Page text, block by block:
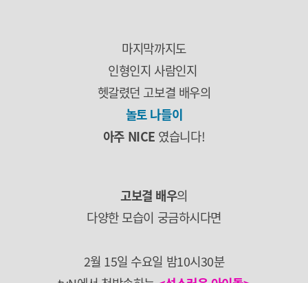
마지막까지도
인형인지 사람인지
헷갈렸던 고보결 배우의
놀토 나들이
아주 NICE 였습니다!
고보결 배우의
다양한 모습이 궁금하시다면
2월 15일 수요일 밤10시30분